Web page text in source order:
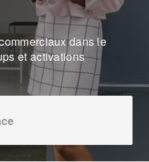
dans le
et activations